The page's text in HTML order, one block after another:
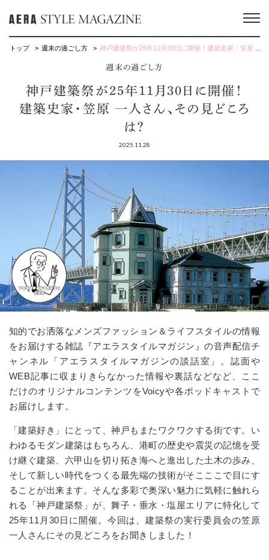
トップ 週末の過ごし方 神戸建築祭が25年11月30日に開催！建築史家・笠原 一人さん、その見どころは？
週末の過ごし方
神戸建築祭が25年11月30日に開催！
建築史家・笠原 一人さん、その見どころ
は？
2025.11.28
知的でお洒落なメンズファッション＆ライフスタイルの情報
をお届けする雑誌『アエラスタイルマガジン』の音声配信チ
ャンネル
「アエラスタイルマガジンの談話室」
。誌面や
WEB記事に収まりきらなかった情報や裏話などなど、ここ
だけのオリジナルコンテンツをVoicyや各ポッドキャストで
お届けします。
「建築好き」にとって、神戸もまたワクワクする街です。い
わゆるモダン建築はもちろん、港町の歴史や震災の記憶を受
け継ぐ建築、六甲山を切り拓き海へと進出した土木の歩み、
そして新しい時代をつくる最先端の技術がそこここで目にす
ることが出来ます。そんな多彩で奥深い魅力に気軽に触れら
れる「神戸建築祭」が、舞子・垂水・塩屋エリアに特化して
25年11 月 30日に開催。今回は、建築祭の実行委員会の笠原
一人さんにその見どころをお聞きしました！